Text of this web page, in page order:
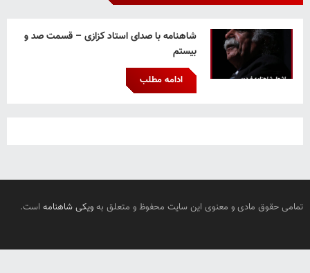
شاهنامه با صدای استاد کزازی – قسمت صد و
بیستم
ادامه مطلب
تمامی حقوق مادی و معنوی این سایت محفوظ و متعلق به ویکی شاهنامه است.